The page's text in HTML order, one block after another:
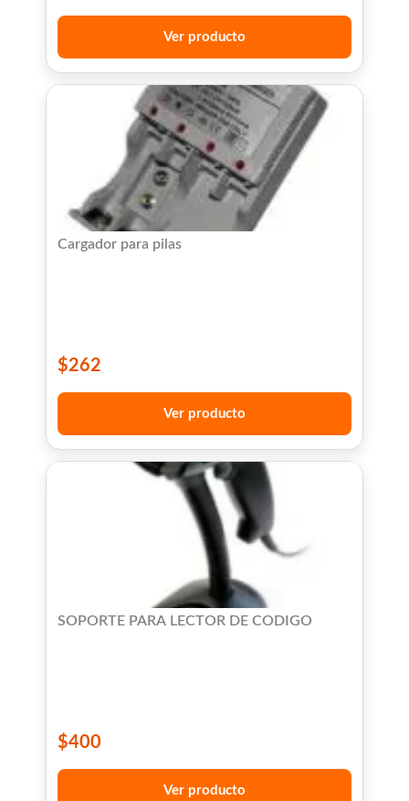
Ver producto
Cargador para pilas
$262
Ver producto
SOPORTE PARA LECTOR DE CODIGO
$400
Ver producto